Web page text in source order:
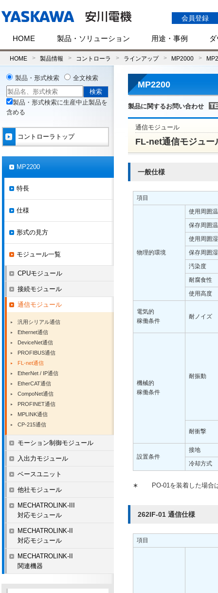
会員登録
HOME 製品・ソリューション 用途・事例
HOME 製品情報 コントローラ ラインアップ MP2000
MP2200
製品に関するお問い合わせ
通信モジュール
FL-net通信モジュー
一般仕様
項目
物理的環境
使用周囲
保存周囲
使用周囲
保存周囲
汚染度
耐腐食性
使用高度
電気的
稼働条件
耐ノイズ
機械的
稼働条件
耐振動
耐衝撃
設置条件
接地
冷却方式
∗ PO-01を装着した場
262IF-01 通信仕様
項目
製品・形式検索 全文検索
製品・形式検索に生産中止製品を
含める
コントローラトップ
MP2200
特長
仕様
形式の見方
モジュール一覧
CPUモジュール
接続モジュール
通信モジュール
汎用シリアル通信
Ethernet通信
DeviceNet通信
PROFIBUS通信
FL-net通信
EtherNet / IP通信
EtherCAT通信
CompoNet通信
PROFINET通信
MPLINK通信
CP-215通信
モーション制御モジュール
入出力モジュール
ベースユニット
他社モジュール
MECHATROLINK-III
対応モジュール
MECHATROLINK-II
対応モジュール
MECHATROLINK-II
関連機器